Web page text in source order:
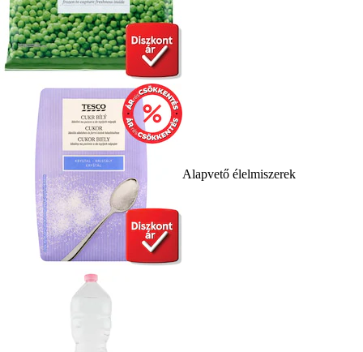
Alapvető élelmiszerek